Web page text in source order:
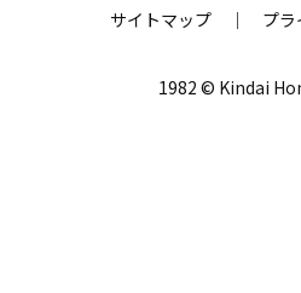
サイトマップ ｜ プ
1982 © Kindai